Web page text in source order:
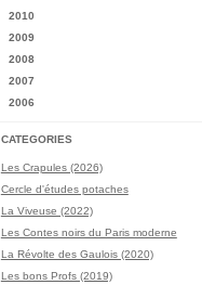
2010
2009
2008
2007
2006
CATEGORIES
Les Crapules (2026)
Cercle d'études potaches
La Viveuse (2022)
Les Contes noirs du Paris moderne
La Révolte des Gaulois (2020)
Les bons Profs (2019)